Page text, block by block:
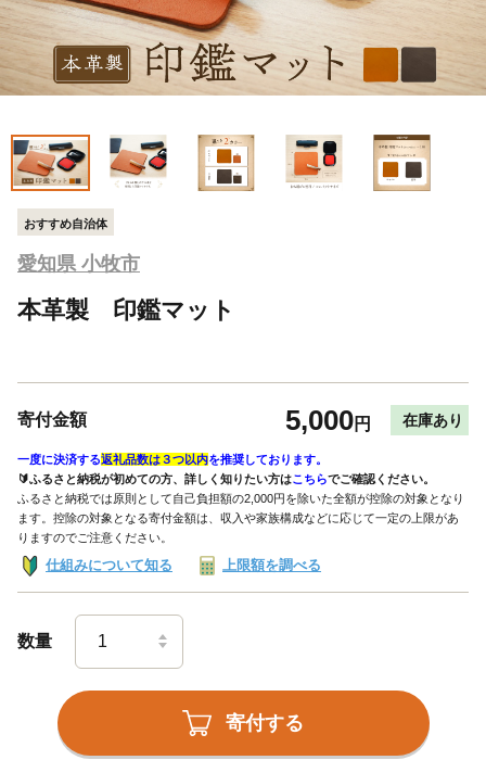
おすすめ自治体
愛知県 小牧市
本革製 印鑑マット
寄付金額 5,000円 在庫あり
一度に決済する返礼品数は３つ以内を推奨しております。
🔰ふるさと納税が初めての方、詳しく知りたい方はこちらでご確認ください。
ふるさと納税では原則として自己負担額の2,000円を除いた全額が控除の対象となり
ます。控除の対象となる寄付金額は、収入や家族構成などに応じて一定の上限があ
りますのでご注意ください。
仕組みについて知る 上限額を調べる
数量
寄付する